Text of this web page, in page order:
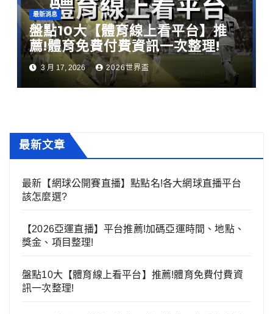
最新消息
盤點10大【體育線上看平台】推
薦!體育免費付費資訊一次整理!
3 月 17, 2026 2026世界盃
最新文章
最新【網球公開賽直播】點點名!各大網球直播平台
該怎麼選?
【2026亞運直播】平台推薦!加碼亞運時間、地點、
獎金、項目整理!
盤點10大【體育線上看平台】推薦!體育免費付費資
訊一次整理!